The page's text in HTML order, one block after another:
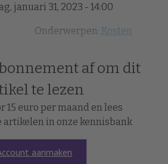
januari 31, 2023 - 14:00
Onderwerpen: Kosten
af om dit
te lezen
15 euro per maand en lees
artikelen in onze kennisbank
aanmaken